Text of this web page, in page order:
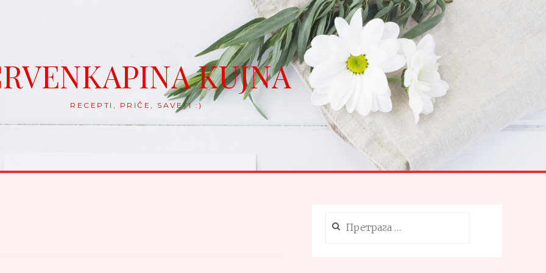
KUJNA
RECEPTI, PRIČE, SAVETI :)
за: